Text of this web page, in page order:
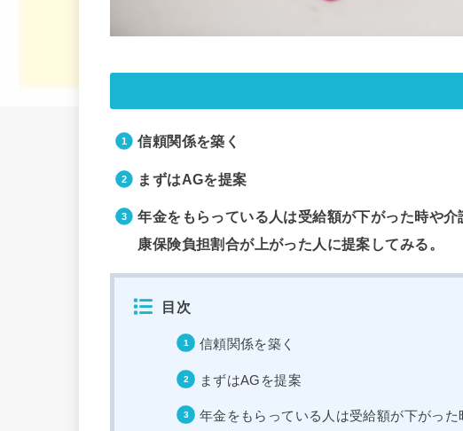
信頼関係を築く
まずはAGを提案
年金をもらっている人は受給額が下がった時や
康保険負担割合が上がった人に提案してみる。
目次
信頼関係を築く
まずはAGを提案
年金をもらっている人は受給額が下がっ